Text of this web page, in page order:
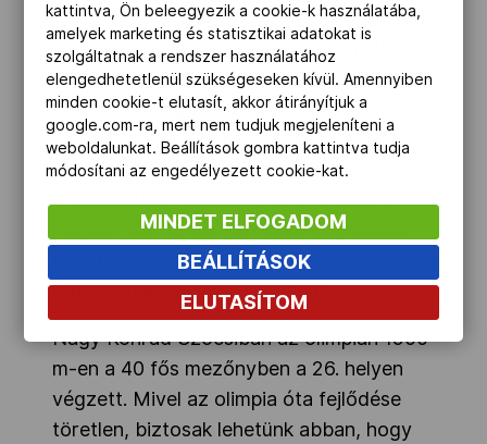
„Koni” továbbra is Calgaryban marad, és
úgy tervezi, hogy az olimpiáig együtt edz
a kanadai válogatottal, hiszen
Magyarországon nem tud 400 m-es
pályán készülni. Közben azért átruccan
európai versenyekre is, de többségében a
nagyon sok versenyen indul ott, többet
között az október 21-23 között
rendezendő Olympic Ovalon is.
Nagy Konrád Szocsiban az olimpián 1500
m-en a 40 fős mezőnyben a 26. helyen
végzett. Mivel az olimpia óta fejlődése
töretlen, biztosak lehetünk abban, hogy
kattintva, Ön beleegyezik a cookie-k használatába,
amelyek marketing és statisztikai adatokat is
szolgáltatnak a rendszer használatához
elengedhetetlenül szükségeseken kívül. Amennyiben
minden cookie-t elutasít, akkor átirányítjuk a
google.com-ra, mert nem tudjuk megjeleníteni a
weboldalunkat. Beállítások gombra kattintva tudja
módosítani az engedélyezett cookie-kat.
MINDET ELFOGADOM
BEÁLLÍTÁSOK
ELUTASÍTOM